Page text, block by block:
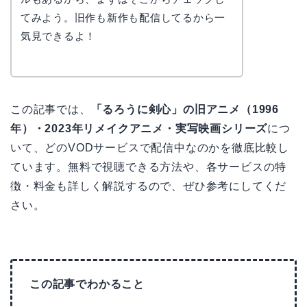
てみよう。旧作も新作も配信してるから一
気見できるよ！
この記事では、
「るろうに剣心」の旧アニメ（1996
年）・2023年リメイクアニメ・実写映画シリーズにつ
いて、どのVODサービスで配信中なのかを徹底比較し
ています。無料で視聴できる方法や、各サービスの特
徴・料金も詳しく解説するので、ぜひ参考にしてくだ
さい。
この記事でわかること